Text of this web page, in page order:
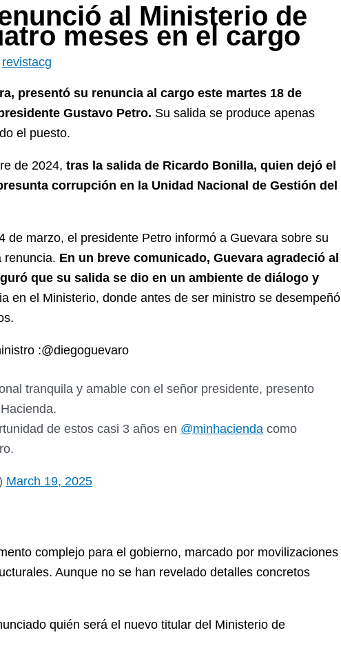
al Ministerio de
meses en el cargo
revistacg
presentó su renuncia al cargo este martes 18 de
Gustavo Petro. Su salida se produce apenas
el puesto.
de 2024, tras la salida de Ricardo Bonilla, quien dejó el
corrupción en la Unidad Nacional de Gestión del
de marzo, el presidente Petro informó a Guevara sobre su
renuncia. En un breve comunicado, Guevara agradeció al
que su salida se dio en un ambiente de diálogo y
en el Ministerio, donde antes de ser ministro se desempeñó
:@diegoguevaro
tranquila y amable con el señor presidente, presento
de estos casi 3 años en @minhacienda como
March 19, 2025
complejo para el gobierno, marcado por movilizaciones
Aunque no se han revelado detalles concretos
quién será el nuevo titular del Ministerio de